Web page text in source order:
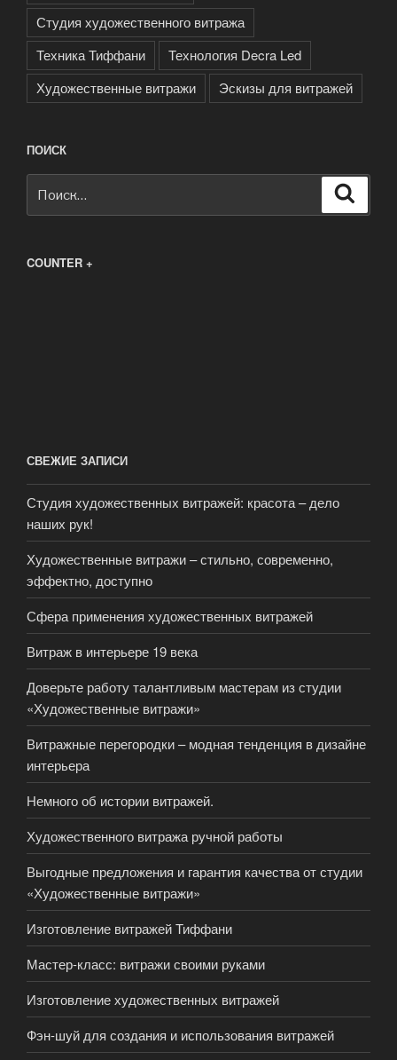
Студия художественного витража
Техника Тиффани
Технология Decra Led
Художественные витражи
Эскизы для витражей
ПОИСК
COUNTER +
СВЕЖИЕ ЗАПИСИ
Студия художественных витражей: красота – дело
наших рук!
Художественные витражи – стильно, современно,
эффектно, доступно
Сфера применения художественных витражей
Витраж в интерьере 19 века
Доверьте работу талантливым мастерам из студии
«Художественные витражи»
Витражные перегородки – модная тенденция в дизайне
интерьера
Немного об истории витражей.
Художественного витража ручной работы
Выгодные предложения и гарантия качества от студии
«Художественные витражи»
Изготовление витражей Тиффани
Мастер-класс: витражи своими руками
Изготовление художественных витражей
Фэн-шуй для создания и использования витражей